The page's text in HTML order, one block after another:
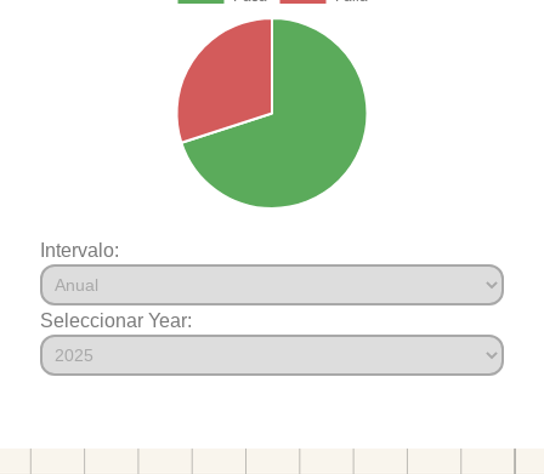
Intervalo:
Seleccionar Year: